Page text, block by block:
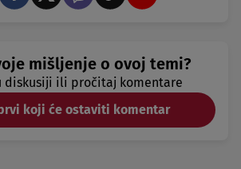
mišljenje o ovoj temi?
diskusiji ili pročitaj komentare
koji će ostaviti komentar